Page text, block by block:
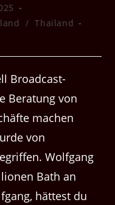
/ Thailand
Broadcast-
Beratung von
machen
von
Wolfgang
Bath an
hättest du